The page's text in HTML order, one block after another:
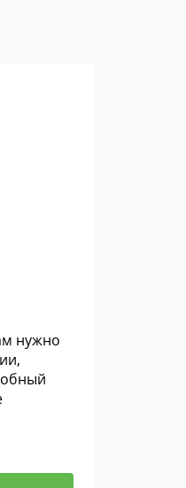
нужно